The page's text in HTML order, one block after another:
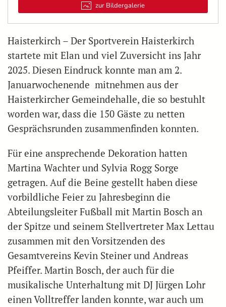
zur Bildergalerie
Haisterkirch – Der Sportverein Haisterkirch
startete mit Elan und viel Zuversicht ins Jahr
2025. Diesen Eindruck konnte man am 2.
Januarwochenende mitnehmen aus der
Haisterkircher Gemeindehalle, die so bestuhlt
worden war, dass die 150 Gäste zu netten
Gesprächsrunden zusammenfinden konnten.
Für eine ansprechende Dekoration hatten
Martina Wachter und Sylvia Rogg Sorge
getragen. Auf die Beine gestellt haben diese
vorbildliche Feier zu Jahresbeginn die
Abteilungsleiter Fußball mit Martin Bosch an
der Spitze und seinem Stellvertreter Max Lettau
zusammen mit den Vorsitzenden des
Gesamtvereins Kevin Steiner und Andreas
Pfeiffer. Martin Bosch, der auch für die
musikalische Unterhaltung mit DJ Jürgen Lohr
einen Volltreffer landen konnte, war auch um